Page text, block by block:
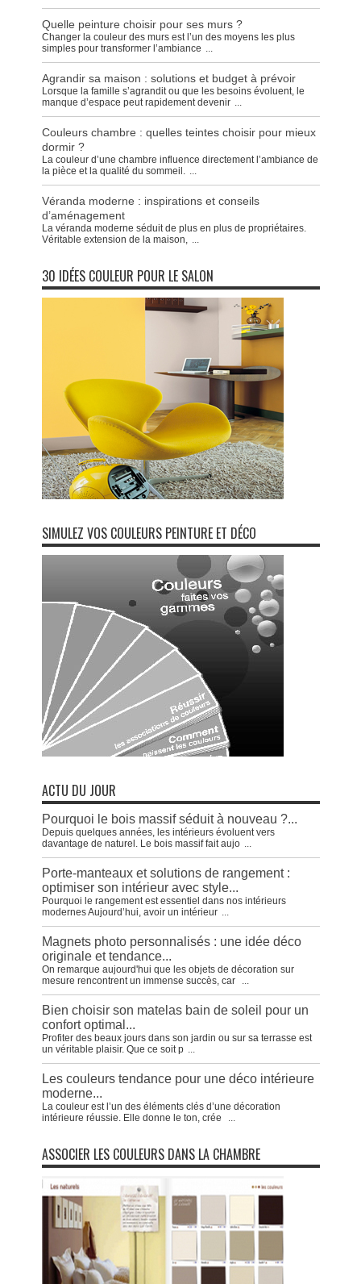
Quelle peinture choisir pour ses murs ?
Changer la couleur des murs est l’un des moyens les plus
simples pour transformer l’ambiance ...
Agrandir sa maison : solutions et budget à prévoir
Lorsque la famille s’agrandit ou que les besoins évoluent, le
manque d’espace peut rapidement devenir ...
Couleurs chambre : quelles teintes choisir pour mieux
dormir ?
La couleur d’une chambre influence directement l’ambiance de
la pièce et la qualité du sommeil. ...
Véranda moderne : inspirations et conseils
d’aménagement
La véranda moderne séduit de plus en plus de propriétaires.
Véritable extension de la maison, ...
30 IDÉES COULEUR POUR LE SALON
SIMULEZ VOS COULEURS PEINTURE ET DÉCO
ACTU DU JOUR
Pourquoi le bois massif séduit à nouveau ?...
Depuis quelques années, les intérieurs évoluent vers
davantage de naturel. Le bois massif fait aujo ...
Porte-manteaux et solutions de rangement :
optimiser son intérieur avec style...
Pourquoi le rangement est essentiel dans nos intérieurs
modernes Aujourd’hui, avoir un intérieur ...
Magnets photo personnalisés : une idée déco
originale et tendance...
On remarque aujourd'hui que les objets de décoration sur
mesure rencontrent un immense succès, car
...
Bien choisir son matelas bain de soleil pour un
confort optimal...
Profiter des beaux jours dans son jardin ou sur sa terrasse est
un véritable plaisir. Que ce soit p ...
Les couleurs tendance pour une déco intérieure
moderne...
La couleur est l’un des éléments clés d’une décoration
intérieure réussie. Elle donne le ton, crée
...
ASSOCIER LES COULEURS DANS LA CHAMBRE